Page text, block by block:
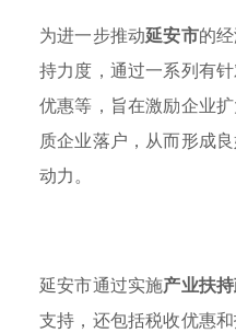
为进一步推动延安市的
持力度，通过一系列有
优惠等，旨在激励企业
质企业落户，从而形成
动力。
延安市通过实施产业扶
支持，还包括税收优惠